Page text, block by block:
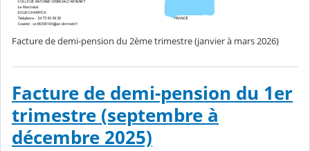
Facture de demi-pension du 2ème trimestre (janvier à mars 2026)
Facture de demi-pension du 1er
trimestre (septembre à
décembre 2025)